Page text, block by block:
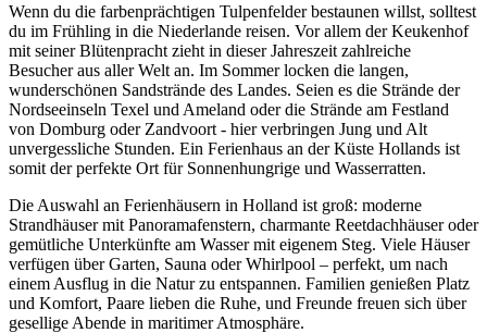
Wenn du die farbenprächtigen Tulpenfelder bestaunen willst, solltest
du im Frühling in die Niederlande reisen. Vor allem der Keukenhof
mit seiner Blütenpracht zieht in dieser Jahreszeit zahlreiche
Besucher aus aller Welt an. Im Sommer locken die langen,
wunderschönen Sandstrände des Landes. Seien es die Strände der
Nordseeinseln Texel und Ameland oder die Strände am Festland
von Domburg oder Zandvoort - hier verbringen Jung und Alt
unvergessliche Stunden. Ein Ferienhaus an der Küste Hollands ist
somit der perfekte Ort für Sonnenhungrige und Wasserratten.
Die Auswahl an Ferienhäusern in Holland ist groß: moderne
Strandhäuser mit Panoramafenstern, charmante Reetdachhäuser oder
gemütliche Unterkünfte am Wasser mit eigenem Steg. Viele Häuser
verfügen über Garten, Sauna oder Whirlpool – perfekt, um nach
einem Ausflug in die Natur zu entspannen. Familien genießen Platz
und Komfort, Paare lieben die Ruhe, und Freunde freuen sich über
gesellige Abende in maritimer Atmosphäre.